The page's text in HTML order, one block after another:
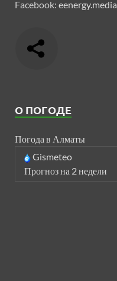
Facebook: eenergy.media
О ПОГОДЕ
Погода в Алматы
Gismeteo
Прогноз на 2 недели